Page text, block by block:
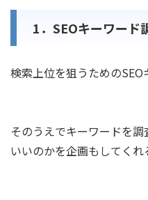
1．SEOキーワード
検索上位を狙うためのSEO
そのうえでキーワードを
いいのかを企画もしてくれ